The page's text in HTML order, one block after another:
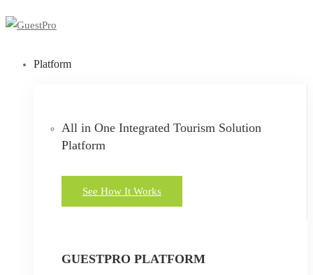
Platform
All in One Integrated Tourism Solution
Platform
See How It Works
GUESTPRO PLATFORM